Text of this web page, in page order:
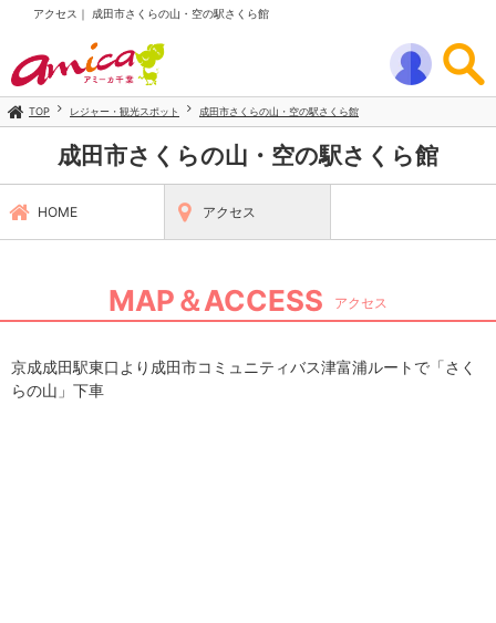
アクセス｜ 成田市さくらの山・空の駅さくら館
TOP レジャー・観光スポット 成田市さくらの山・空の駅さくら館
成田市さくらの山・空の駅さくら館
HOME アクセス
MAP＆ACCESS アクセス
京成成田駅東口より成田市コミュニティバス津富浦ルートで「さく
らの山」下車